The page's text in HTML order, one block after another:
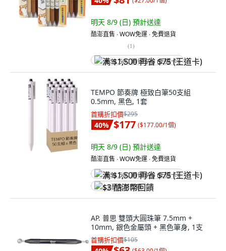
明天 8/9 (日) 預計送達
酷澎直售 ∙ WOW免運 ∙ 免費退貨
(1)
满 $1,500 再省 $75 (王道卡)
TEMPO 節奏牌 極致白筆50支組
0.5mm, 黑色, 1套
首購折扣價$295
40% $177 ($177.00/1個)
明天 8/9 (日) 預計送達
酷澎直售 ∙ WOW免運 ∙ 免費退貨
满 $1,500 再省 $75 (王道卡)
$3 酷澎幣回饋
AP. 普思 雙頭大圓珠筆 7.5mm +
10mm, 銀色金屬頭 + 黑色筆身, 1支
首購折扣價$105